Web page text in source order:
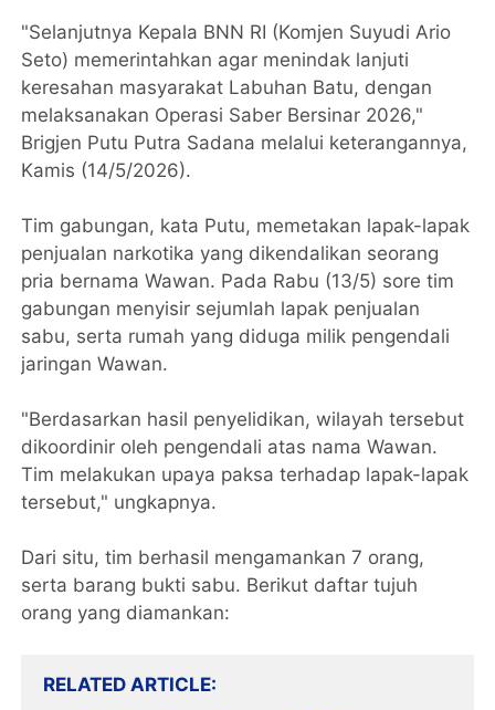
"Selanjutnya Kepala BNN RI (Komjen Suyudi Ario
Seto) memerintahkan agar menindak lanjuti
keresahan masyarakat Labuhan Batu, dengan
melaksanakan Operasi Saber Bersinar 2026,"
Brigjen Putu Putra Sadana melalui keterangannya,
Kamis (14/5/2026).
Tim gabungan, kata Putu, memetakan lapak-lapak
penjualan narkotika yang dikendalikan seorang
pria bernama Wawan. Pada Rabu (13/5) sore tim
gabungan menyisir sejumlah lapak penjualan
sabu, serta rumah yang diduga milik pengendali
jaringan Wawan.
"Berdasarkan hasil penyelidikan, wilayah tersebut
dikoordinir oleh pengendali atas nama Wawan.
Tim melakukan upaya paksa terhadap lapak-lapak
tersebut," ungkapnya.
Dari situ, tim berhasil mengamankan 7 orang,
serta barang bukti sabu. Berikut daftar tujuh
orang yang diamankan:
RELATED ARTICLE